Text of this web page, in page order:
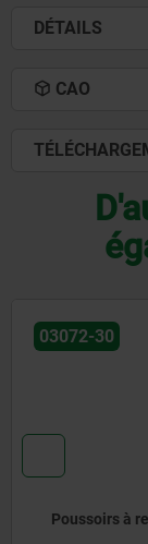
DÉTAILS
CAO